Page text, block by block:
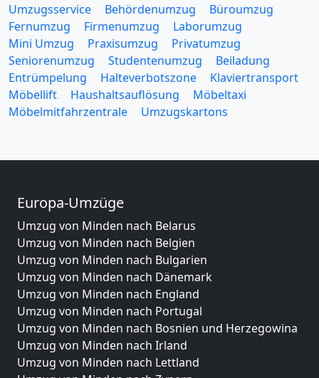
Umzugsservice Behördenumzug
Büroumzug
Fernumzug
Firmenumzug
Laborumzug
Mini Umzug
Praxisumzug
Privatumzug
Seniorenumzug
Studentenumzug
Beiladung
Entrümpelung
Halteverbotszone
Klaviertransport
Möbellift
Haushaltsauflösung
Möbeltaxi
Möbelmitfahrzentrale
Umzugskartons
Europa-Umzüge
Umzug von Minden nach Belarus
Umzug von Minden nach Belgien
Umzug von Minden nach Bulgarien
Umzug von Minden nach Dänemark
Umzug von Minden nach England
Umzug von Minden nach Portugal
Umzug von Minden nach Bosnien und Herzegowina
Umzug von Minden nach Irland
Umzug von Minden nach Lettland